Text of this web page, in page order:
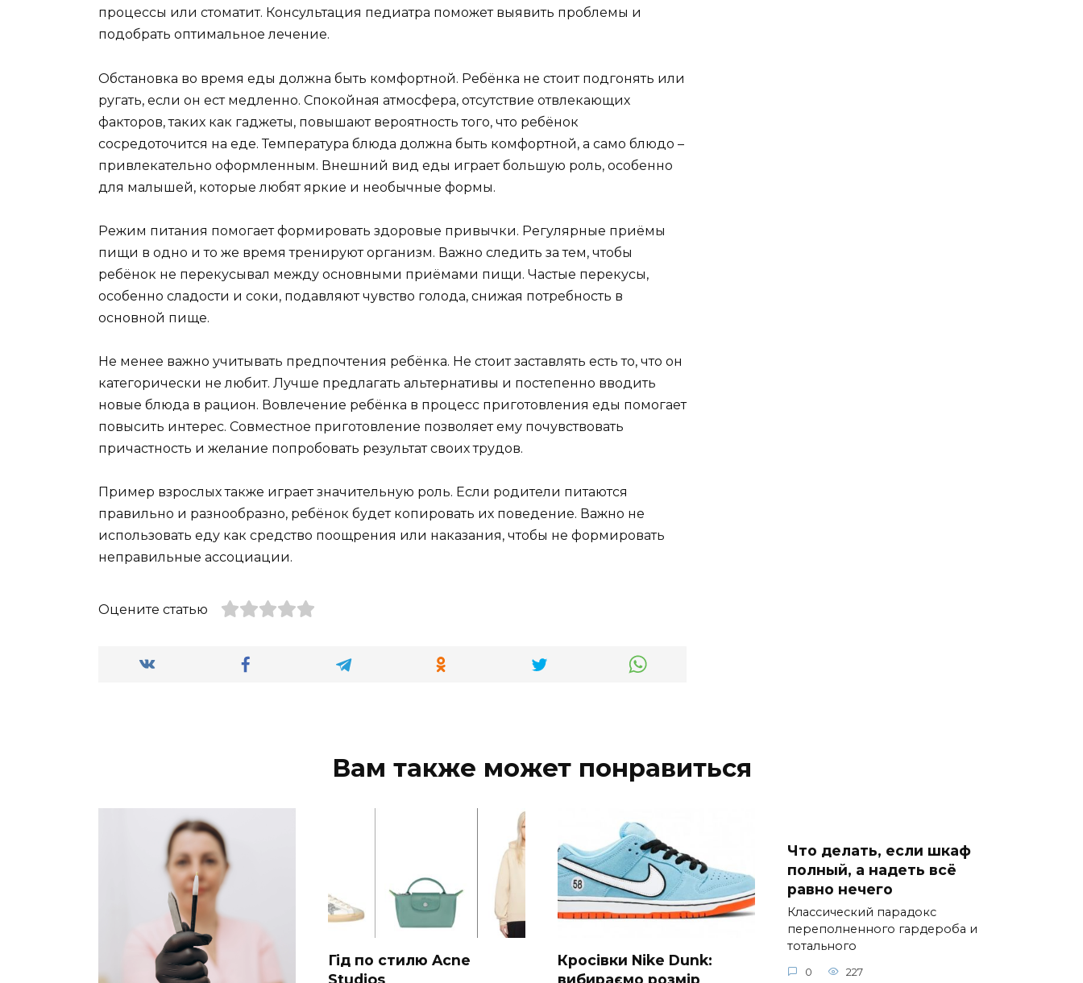
процессы или стоматит. Консультация педиатра поможет выявить проблемы и
подобрать оптимальное лечение.
Обстановка во время еды должна быть комфортной. Ребёнка не стоит подгонять или
ругать, если он ест медленно. Спокойная атмосфера, отсутствие отвлекающих
факторов, таких как гаджеты, повышают вероятность того, что ребёнок
сосредоточится на еде. Температура блюда должна быть комфортной, а само блюдо –
привлекательно оформленным. Внешний вид еды играет большую роль, особенно
для малышей, которые любят яркие и необычные формы.
Режим питания помогает формировать здоровые привычки. Регулярные приёмы
пищи в одно и то же время тренируют организм. Важно следить за тем, чтобы
ребёнок не перекусывал между основными приёмами пищи. Частые перекусы,
особенно сладости и соки, подавляют чувство голода, снижая потребность в
основной пище.
Не менее важно учитывать предпочтения ребёнка. Не стоит заставлять есть то, что он
категорически не любит. Лучше предлагать альтернативы и постепенно вводить
новые блюда в рацион. Вовлечение ребёнка в процесс приготовления еды помогает
повысить интерес. Совместное приготовление позволяет ему почувствовать
причастность и желание попробовать результат своих трудов.
Пример взрослых также играет значительную роль. Если родители питаются
правильно и разнообразно, ребёнок будет копировать их поведение. Важно не
использовать еду как средство поощрения или наказания, чтобы не формировать
неправильные ассоциации.
Оцените статью
Вам также может понравиться
Гід по стилю Acne
Studios
Кросівки Nike Dunk:
вибираємо розмір
Что делать, если шкаф
полный, а надеть всё
равно нечего
Классический парадокс
переполненного гардероба и
тотального
0 227